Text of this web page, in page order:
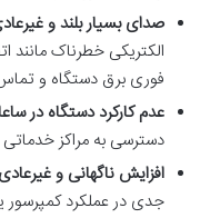
صدای بسیار بلند و
الکتریکی خطرناک
فوری برق دستگاه و
عدم کارکرد دستگاه در
دسترسی به مراکز خدماتی عادی
افزایش ناگهانی و
جدی در عملکرد کمپرسور